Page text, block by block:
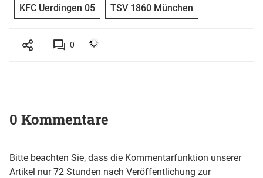
KFC Uerdingen 05 TSV 1860 München
0
0 Kommentare
Bitte beachten Sie, dass die Kommentarfunktion unserer
Artikel nur 72 Stunden nach Veröffentlichung zur